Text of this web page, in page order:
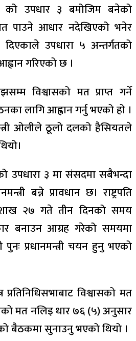
को उपधार ३ बमोजिम बनेको
पाउने आधार नदेखिएको भनेर
दिएकाले उपधारा ५ अन्तर्गतको
गरिएको छ ।
विश्वासको मत प्राप्त गर्ने
लागि आह्वान गर्नु भएको हो ।
ओलीले ठूलो दलको हैसियतले
उपधारा ३ मा संसदमा सबैभन्दा
बन्ने प्रावधान छ। राष्ट्रपति
२७ गते तीन दिनको समय
बनाउन आग्रह गरेको समयमा
प्रधानमन्त्री चयन हुनु भएको
विश्वासको मत
मत नलिइ धार ७६ (५) अनुसार
बैठकमा सुनाउनु भएको थियो ।